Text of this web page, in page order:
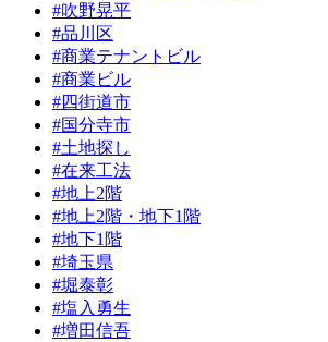
#吹野晃平
#品川区
#商業テナントビル
#商業ビル
#四街道市
#国分寺市
#土地探し
#在来工法
#地上2階
#地上2階・地下1階
#地下1階
#埼玉県
#堀泰彰
#塩入勇生
#増田信吾